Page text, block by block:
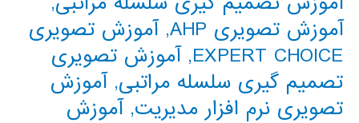
آموزش تصویری AHP
,آموزش تصویری
EXPERT CHOICE
,آموزش تصویری
تصمیم گیری سلسله مراتبی,آموزش
تصویری نرم افزار مدیریت,آموزش